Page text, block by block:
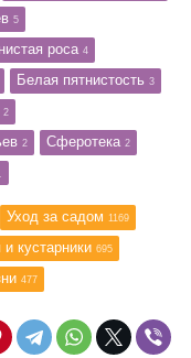
5
роса 4
Белая пятнистость 3
2
2 Сферотека 2
Уход за садом 1169
кустарники 695
477